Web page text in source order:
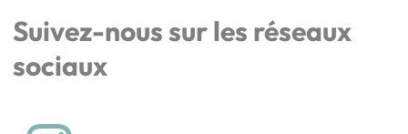
Suivez-nous sur les réseaux
sociaux